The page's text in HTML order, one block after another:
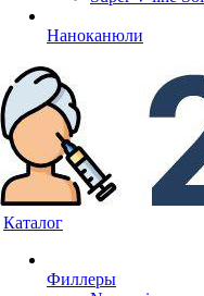
Наноканюли
Каталог
Филлеры